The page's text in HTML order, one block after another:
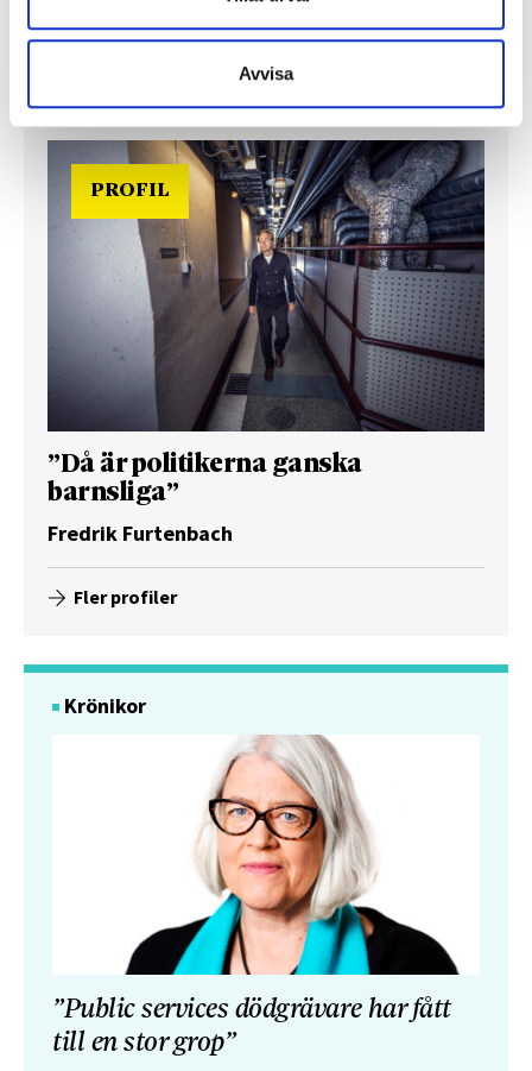
Avvisa
upptakten till den långa valrörelsen 2026
PROFIL
”Då är politikerna ganska
barnsliga”
Fredrik Furtenbach
Fler profiler
Krönikor
”Public services dödgrävare har fått
till en stor grop”